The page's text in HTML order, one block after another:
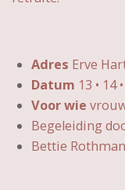
Adres Erve
Datum 13 • 14
Voor wie
Begeleiding
Bettie